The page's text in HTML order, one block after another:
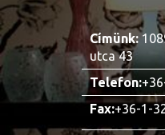
Címünk:
utca 43
Telefon:
Fax:+36-1-